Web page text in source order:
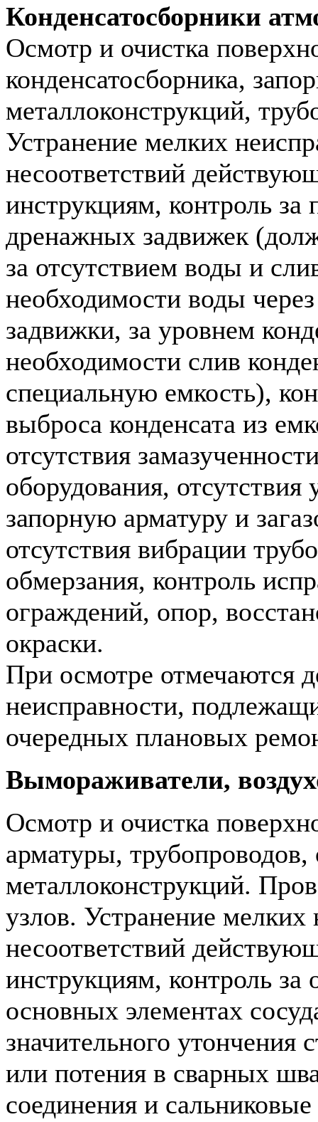
Конденсатосборники
Осмотр и очистка
конденсатосборника,
металлоконструкций,
Устранение мелких
несоответствий
инструкциям, контроль за
дренажных задвижек
за отсутствием воды и
необходимости воды
задвижки, за уровнем
необходимости слив
специальную емкость),
выброса конденсата из
отсутствия
оборудования, отсутствия
запорную арматуру и
отсутствия вибрации
обмерзания, контроль
ограждений, опор,
окраски.
При осмотре отмечаются
неисправности,
очередных плановых
Вымораживатели,
Осмотр и очистка
арматуры, трубопроводов,
металлоконструкций.
узлов. Устранение мелких
несоответствий
инструкциям, контроль за
основных элементах
значительного утончения
или потения в сварных
соединения и